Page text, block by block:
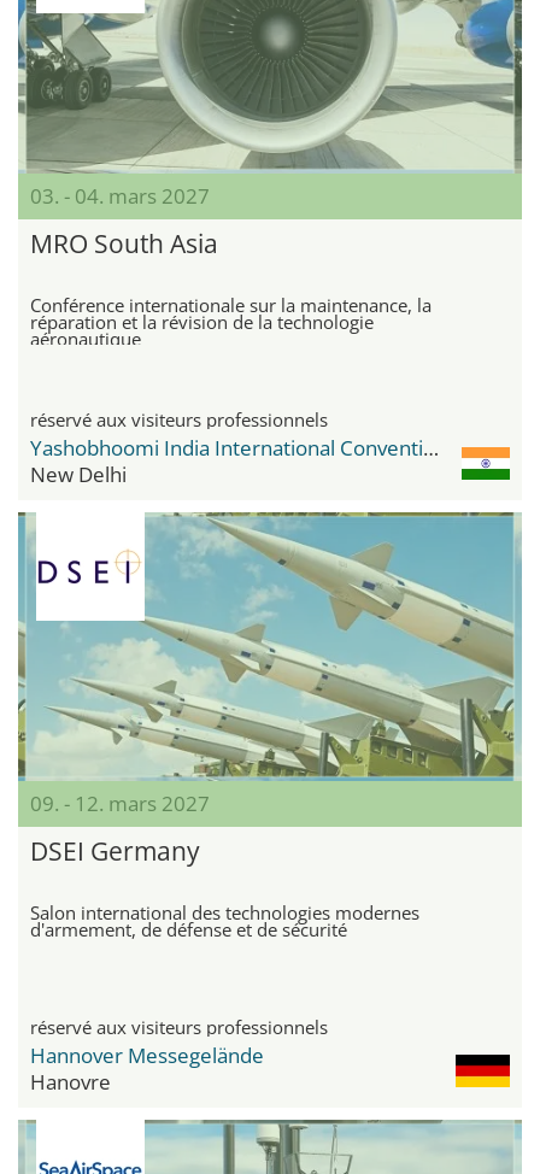
03. - 04. mars 2027
MRO South Asia
Conférence internationale sur la maintenance, la
réparation et la révision de la technologie
aéronautique
réservé aux visiteurs professionnels
Yashobhoomi India International Convention & Expo Centre
New Delhi
09. - 12. mars 2027
DSEI Germany
Salon international des technologies modernes
d'armement, de défense et de sécurité
réservé aux visiteurs professionnels
Hannover Messegelände
Hanovre